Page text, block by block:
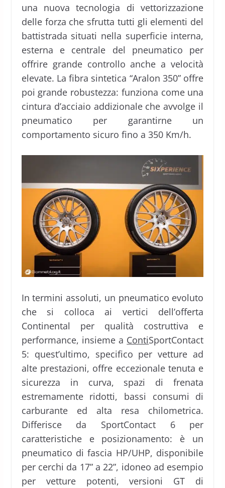
una nuova tecnologia di vettorizzazione
delle forza che sfrutta tutti gli elementi del
battistrada situati nella superficie interna,
esterna e centrale del pneumatico per
offrire grande controllo anche a velocità
elevate. La fibra sintetica “Aralon 350” offre
poi grande robustezza: funziona come una
cintura d’acciaio addizionale che avvolge il
pneumatico per garantirne un
comportamento sicuro fino a 350 Km/h.
In termini assoluti, un pneumatico evoluto
che si colloca ai vertici dell’offerta
Continental per qualità costruttiva e
performance, insieme a ContiSportContact
5: quest’ultimo, specifico per vetture ad
alte prestazioni, offre eccezionale tenuta e
sicurezza in curva, spazi di frenata
estremamente ridotti, bassi consumi di
carburante ed alta resa chilometrica.
Differisce da SportContact 6 per
caratteristiche e posizionamento: è un
pneumatico di fascia HP/UHP, disponibile
per cerchi da 17” a 22”, idoneo ad esempio
per vetture potenti, versioni GT di